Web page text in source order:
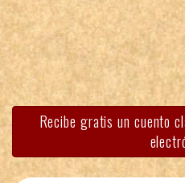
Recibe gratis un cuento